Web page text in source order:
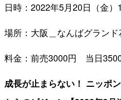
日時：2022年5月20日（金
場所：大阪＿なんばグランド
料金：前売3000円 当日
成長が止まらない！ ニッポ